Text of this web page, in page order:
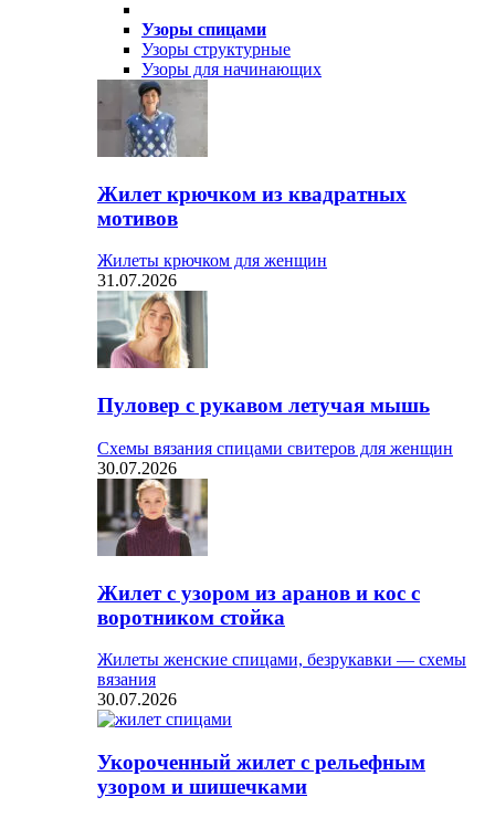
Узоры спицами
Узоры структурные
Узоры для начинающих
Жилет крючком из квадратных
мотивов
Жилеты крючком для женщин
31.07.2026
Пуловер с рукавом летучая мышь
Схемы вязания спицами свитеров для женщин
30.07.2026
Жилет с узором из аранов и кос с
воротником стойка
Жилеты женские спицами, безрукавки — схемы
вязания
30.07.2026
Укороченный жилет с рельефным
узором и шишечками